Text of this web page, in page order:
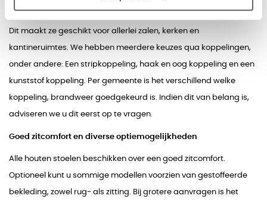
Dit maakt ze geschikt voor allerlei zalen, kerken en
kantineruimtes. We hebben meerdere keuzes qua koppelingen,
onder andere: Een stripkoppeling, haak en oog koppeling en een
kunststof koppeling. Per gemeente is het verschillend welke
koppeling, brandweer goedgekeurd is. Indien dit van belang is,
adviseren we u dit eerst op te vragen.
Goed zitcomfort en diverse optiemogelijkheden
Alle houten stoelen beschikken over een goed zitcomfort.
Optioneel kunt u sommige modellen voorzien van gestoffeerde
bekleding, zowel rug- als zitting. Bij grotere aanvragen is het